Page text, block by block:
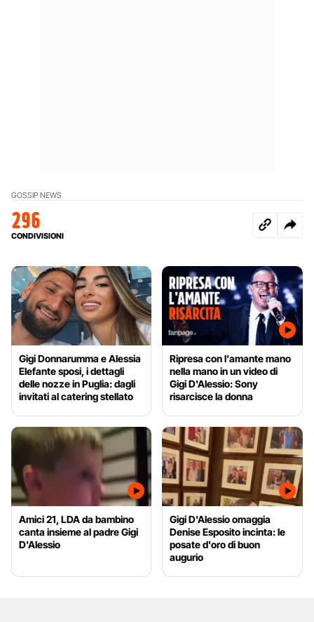
GOSSIP NEWS
296
CONDIVISIONI
Gigi Donnarumma e Alessia
Elefante sposi, i dettagli
delle nozze in Puglia: dagli
invitati al catering stellato
Ripresa con l'amante mano
nella mano in un video di
Gigi D'Alessio: Sony
risarcisce la donna
Amici 21, LDA da bambino
canta insieme al padre Gigi
D'Alessio
Gigi D'Alessio omaggia
Denise Esposito incinta: le
posate d'oro di buon
augurio